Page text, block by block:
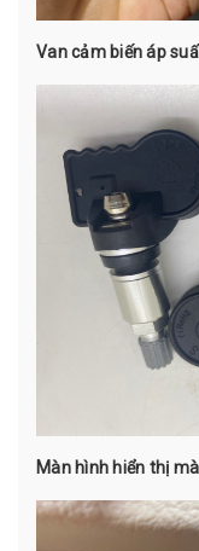
Van cảm biến áp
Màn hình hiển thị